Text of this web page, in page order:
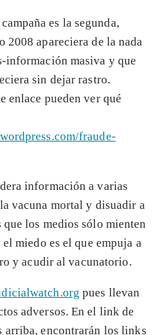
es la segunda,
2008 apareciera de la nada
información masiva y que
sin dejar rastro.
enlace pueden ver qué
fraude-
información a varias
vacuna mortal y disuadir a
los medios sólo mienten
miedo es el que empuja a
y acudir al vacunatorio.
pues llevan
adversos. En el link de
arriba, encontrarán los links